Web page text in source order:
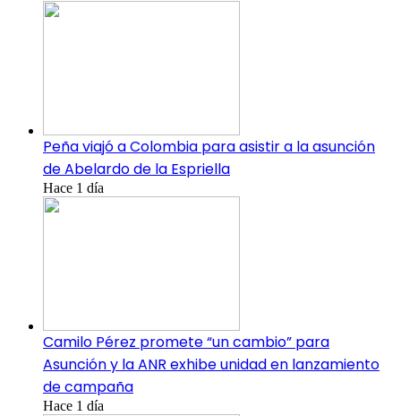
Peña viajó a Colombia para asistir a la asunción
de Abelardo de la Espriella
Hace 1 día
Camilo Pérez promete “un cambio” para
Asunción y la ANR exhibe unidad en lanzamiento
de campaña
Hace 1 día